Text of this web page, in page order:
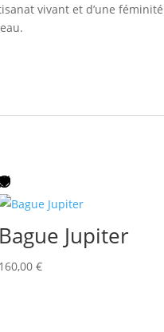
vivant et d’une féminité
Bague Jupiter
160,00 €